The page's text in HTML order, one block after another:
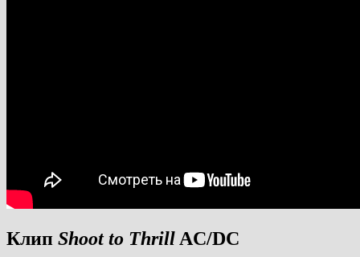
Клип Shoot to Thrill AC/DC